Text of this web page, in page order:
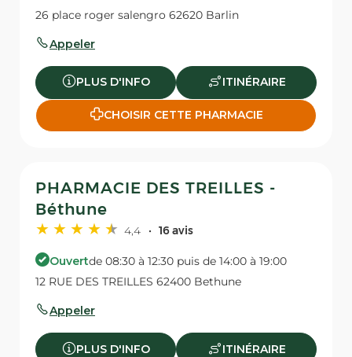
26 place roger salengro 62620 Barlin
Appeler
PLUS D'INFO ITINÉRAIRE
CHOISIR CETTE PHARMACIE
PHARMACIE DES TREILLES -
Béthune
4,4 16 avis
Ouvertde 08:30 à 12:30 puis de 14:00 à 19:00
12 RUE DES TREILLES 62400 Bethune
Appeler
PLUS D'INFO ITINÉRAIRE